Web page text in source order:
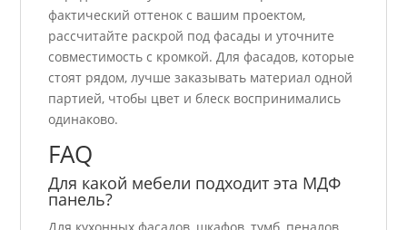
фактический оттенок с вашим проектом,
рассчитайте раскрой под фасады и уточните
совместимость с кромкой. Для фасадов, которые
стоят рядом, лучше заказывать материал одной
партией, чтобы цвет и блеск воспринимались
одинаково.
FAQ
Для какой мебели подходит эта МДФ
панель?